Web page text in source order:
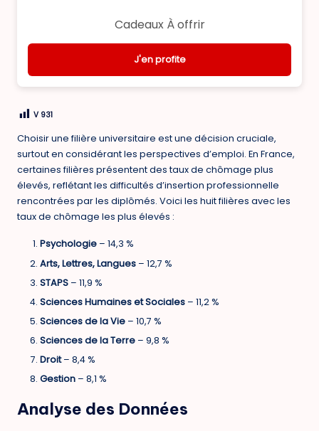
Cadeaux À offrir
J'en profite
V 931
Choisir une filière universitaire est une décision cruciale,
surtout en considérant les perspectives d’emploi. En France,
certaines filières présentent des taux de chômage plus
élevés, reflétant les difficultés d’insertion professionnelle
rencontrées par les diplômés. Voici les huit filières avec les
taux de chômage les plus élevés :
Psychologie – 14,3 %
Arts, Lettres, Langues – 12,7 %
STAPS – 11,9 %
Sciences Humaines et Sociales – 11,2 %
Sciences de la Vie – 10,7 %
Sciences de la Terre – 9,8 %
Droit– 8,4 %
Gestion – 8,1 %
Analyse des Données